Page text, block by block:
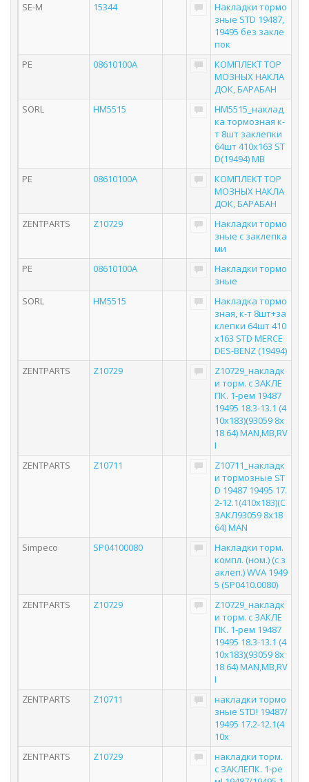
SE-M
15344
Накладки тормо
зные STD 19487,
19495 без закле
пок
PE
08610100A
КОМПЛЕКТ ТОР
МОЗНЫХ НАКЛА
ДОК, БАРАБАН
SORL
HM5515
HM5515_наклад
ка тормозная к-
т 8шт заклепки
64шт 410x163 ST
D(19494) MB
PE
08610100A
КОМПЛЕКТ ТОР
МОЗНЫХ НАКЛА
ДОК, БАРАБАН
ZENTPARTS
Z10729
Накладки тормо
зные с заклепка
ми
PE
08610100A
Накладки тормо
зные
SORL
HM5515
Накладка тормо
зная, к-т 8шт+за
клепки 64шт 410
x163 STD MERCE
DES-BENZ (19494)
ZENTPARTS
Z10729
Z10729_накладк
и торм. с ЗАКЛЕ
ПК. 1-рем 19487
19495 18.3-13.1 (4
10x183)(93059 8x
18 64) MAN,MB,RV
I
ZENTPARTS
Z10711
Z10711_накладк
и тормозные ST
D 19487 19495 17.
2-12.1(410x183)(С
ЗАКЛ93059 8x18
64) MAN
Simpeco
SP04100080
Накладки торм.
компл. (ном.) (с з
аклеп.) WVA 1949
5 (SP0410.0080)
ZENTPARTS
Z10729
Z10729_накладк
и торм. с ЗАКЛЕ
ПК. 1-рем 19487
19495 18.3-13.1 (4
10x183)(93059 8x
18 64) MAN,MB,RV
I
ZENTPARTS
Z10711
накладки тормо
зные STD! 19487/
19495 17.2-12.1(4
10x
ZENTPARTS
Z10729
накладки торм.
с ЗАКЛЕПК. 1-ре